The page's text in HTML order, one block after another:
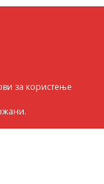
за користење